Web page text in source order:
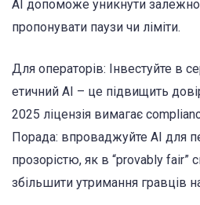
AI допоможе уникнути
пропонувати паузи чи ліміти.
Для операторів: Інвестуйте в
етичний AI – це підвищить
2025 ліцензія вимагає
Порада: впроваджуйте AI для
прозорістю, як в “provably fair”
збільшити утримання гравців